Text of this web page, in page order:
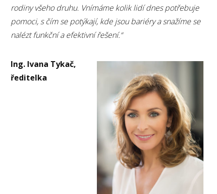
rodiny všeho druhu. Vnímáme kolik lidí dnes potřebuje
pomoci, s čím se potýkají, kde jsou bariéry a snažíme se
nalézt funkční a efektivní řešení.“
Ing. Ivana Tykač,
ředitelka